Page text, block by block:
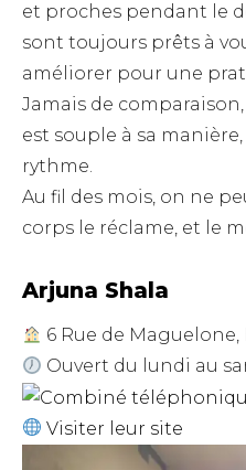
et proches pendant le
sont toujours prêts à
améliorer pour une
Jamais de
est souple à sa
rythme.
Au fil des mois, on ne
corps le réclame, et le
Arjuna Shala
6 Rue de Maguelone,
Ouvert du lundi au
Visiter leur site